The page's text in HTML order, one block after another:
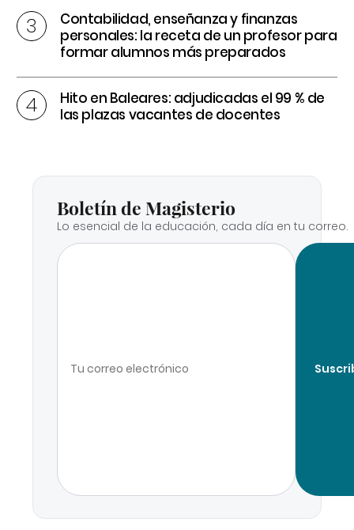
Contabilidad, enseñanza y finanzas
personales: la receta de un profesor para
formar alumnos más preparados
Hito en Baleares: adjudicadas el 99 % de
las plazas vacantes de docentes
Boletín de Magisterio
Lo esencial de la educación, cada día en tu correo.